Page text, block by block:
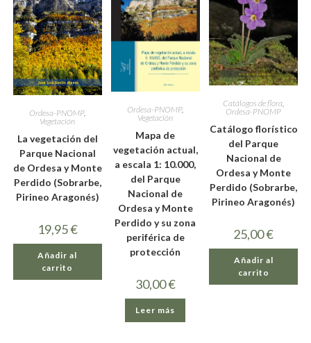
Ordesa-PNOMP,
Vegetación
La vegetación del
Parque Nacional
de Ordesa y Monte
Perdido (Sobrarbe,
Pirineo Aragonés)
19,95€
Añadir al
carrito
Ordesa-PNOMP,
Vegetación
Mapa de
vegetación actual,
a escala 1: 10.000,
del Parque
Nacional de
Ordesa y Monte
Perdido y su zona
periférica de
protección
30,00€
Leer más
Catálogos de flora
Ordesa-PNOMP
Catálogo florístico
del Parque
Nacional de
Ordesa y Monte
Perdido (Sobrarbe,
Pirineo Aragonés)
25,00€
Añadir al
carrito